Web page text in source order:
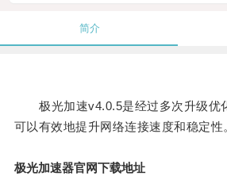
简介
极光加速v4.0.5是经过多次升级优
可以有效地提升网络连接速度和稳定性
极光加速器官网下载地址